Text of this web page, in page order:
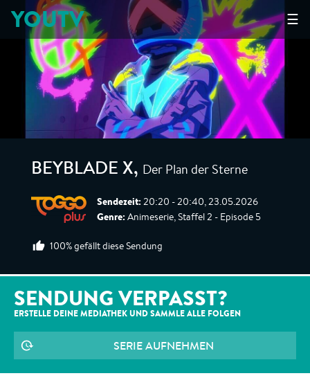
☰
YOUTV
BEYBLADE X, Der Plan der Sterne
Sendezeit: 20:20 - 20:40, 23.05.2026
Genre: Animeserie, Staffel 2 - Episode 5
100% gefällt diese Sendung
SENDUNG VERPASST?
ERSTELLE DEINE MEDIATHEK UND SAMMLE ALLE FOLGEN
SERIE AUFNEHMEN